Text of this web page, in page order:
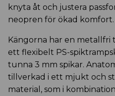
knyta åt och justera
neopren för ökad komfort.
Kängorna har en metallfri
ett flexibelt PS-
tunna 3 mm spikar.
tillverkad i ett mjukt och
material, som i